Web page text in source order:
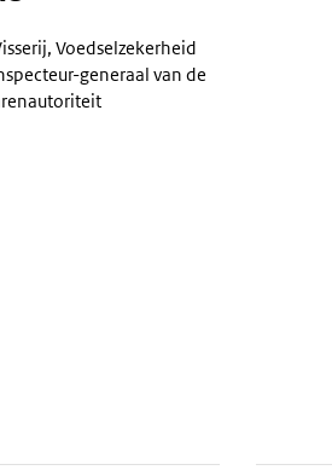
Voedselzekerheid
generaal van de